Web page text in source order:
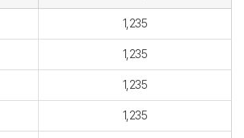
1,235
1,235
1,235
1,235